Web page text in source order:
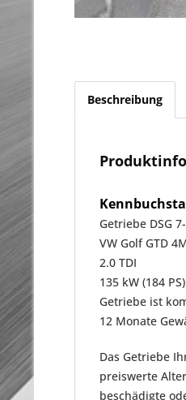
Beschreibung
Getriebe DSG
VW Golf GTD
2.0 TDI
135 kW (184 PS)
Getriebe ist
12 Monate
Das Getriebe
preiswerte
beschädigte